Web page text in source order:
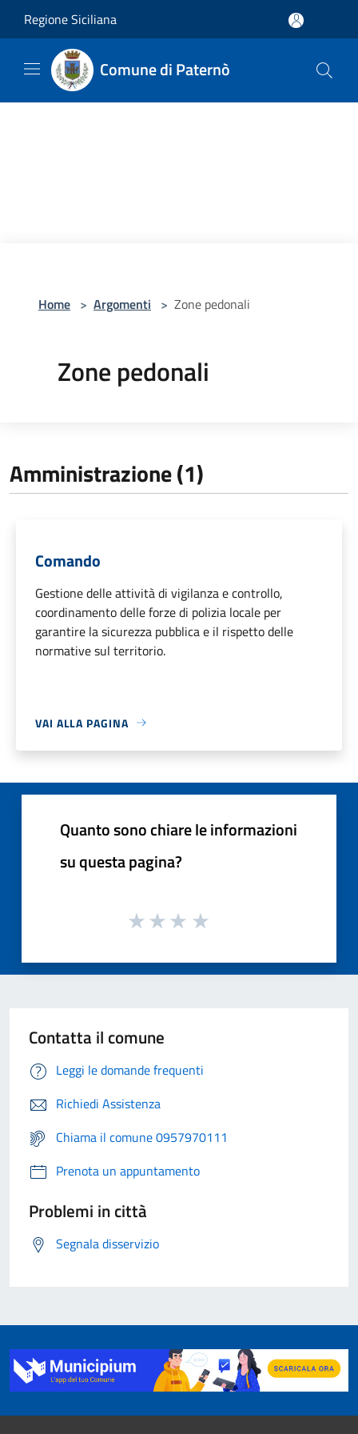
Regione Siciliana
Comune di Paternò
Home > Argomenti > Zone pedonali
Zone pedonali
Amministrazione (1)
Comando
Gestione delle attività di vigilanza e controllo,
coordinamento delle forze di polizia locale per
garantire la sicurezza pubblica e il rispetto delle
normative sul territorio.
VAI ALLA PAGINA
Quanto sono chiare le informazioni
su questa pagina?
Contatta il comune
Leggi le domande frequenti
Richiedi Assistenza
Chiama il comune 0957970111
Prenota un appuntamento
Problemi in città
Segnala disservizio